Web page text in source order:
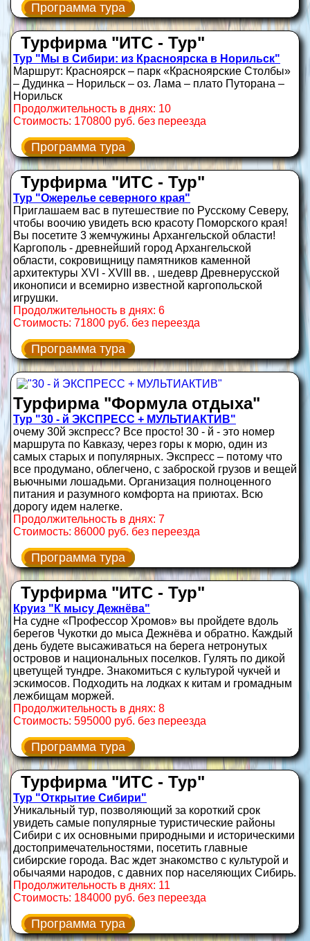
Программа тура
Турфирма "ИТС - Тур"
Тур "Мы в Сибири: из Красноярска в Норильск"
Маршрут: Красноярск – парк «Красноярские Столбы»
– Дудинка – Норильск – оз. Лама – плато Путорана –
Норильск
Продолжительность в днях: 10
Стоимость: 170800 руб. без переезда
Программа тура
Турфирма "ИТС - Тур"
Тур "Ожерелье северного края"
Приглашаем вас в путешествие по Русскому Северу,
чтобы воочию увидеть всю красоту Поморского края!
Вы посетите 3 жемчужины Архангельской области!
Каргополь - древнейший город Архангельской
области, сокровищницу памятников каменной
архитектуры XVI - XVIII вв. , шедевр Древнерусской
иконописи и всемирно известной каргопольской
игрушки.
Продолжительность в днях: 6
Стоимость: 71800 руб. без переезда
Программа тура
Турфирма "Формула отдыха"
Тур "30 - й ЭКСПРЕСС + МУЛЬТИАКТИВ"
очему 30й экспресс? Все просто! 30 - й - это номер
маршрута по Кавказу, через горы к морю, один из
самых старых и популярных. Экспресс – потому что
все продумано, облегчено, с заброской грузов и вещей
вьючными лошадьми. Организация полноценного
питания и разумного комфорта на приютах. Всю
дорогу идем налегке.
Продолжительность в днях: 7
Стоимость: 86000 руб. без переезда
Программа тура
Турфирма "ИТС - Тур"
Круиз "К мысу Дежнёва"
На судне «Профессор Хромов» вы пройдете вдоль
берегов Чукотки до мыса Дежнёва и обратно. Каждый
день будете высаживаться на берега нетронутых
островов и национальных поселков. Гулять по дикой
цветущей тундре. Знакомиться с культурой чукчей и
эскимосов. Подходить на лодках к китам и громадным
лежбищам моржей.
Продолжительность в днях: 8
Стоимость: 595000 руб. без переезда
Программа тура
Турфирма "ИТС - Тур"
Тур "Открытие Сибири"
Уникальный тур, позволяющий за короткий срок
увидеть самые популярные туристические районы
Сибири с их основными природными и историческими
достопримечательностями, посетить главные
сибирские города. Вас ждет знакомство с культурой и
обычаями народов, с давних пор населяющих Сибирь.
Продолжительность в днях: 11
Стоимость: 184000 руб. без переезда
Программа тура